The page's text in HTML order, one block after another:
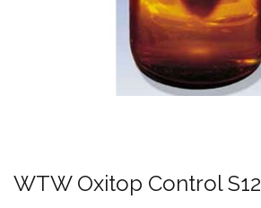
WTW Oxitop Control S12